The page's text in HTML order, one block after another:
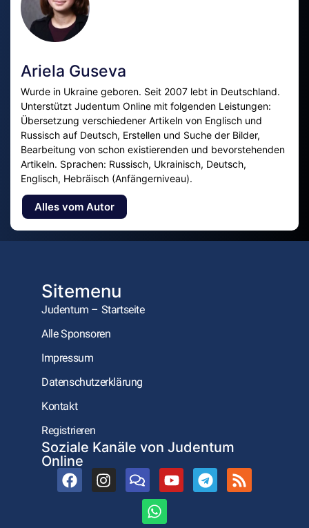
Ariela Guseva
Wurde in Ukraine geboren. Seit 2007 lebt in Deutschland.
Unterstützt Judentum Online mit folgenden Leistungen:
Übersetzung verschiedener Artikeln von Englisch und
Russisch auf Deutsch, Erstellen und Suche der Bilder,
Bearbeitung von schon existierenden und bevorstehenden
Artikeln. Sprachen: Russisch, Ukrainisch, Deutsch,
Englisch, Hebräisch (Anfängerniveau).
Alles vom Autor
Sitemenu
Judentum – Startseite
Alle Sponsoren
Impressum
Datenschutzerklärung
Kontakt
Registrieren
Soziale Kanäle von Judentum
Online